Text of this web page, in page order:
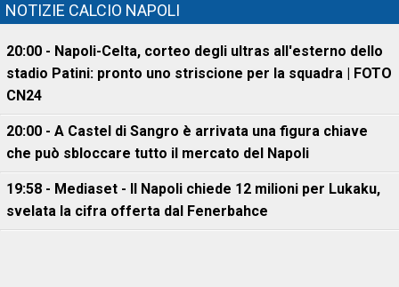
NOTIZIE CALCIO NAPOLI
20:00 - Napoli-Celta, corteo degli ultras all'esterno dello
stadio Patini: pronto uno striscione per la squadra | FOTO
CN24
20:00 - A Castel di Sangro è arrivata una figura chiave
che può sbloccare tutto il mercato del Napoli
19:58 - Mediaset - Il Napoli chiede 12 milioni per Lukaku,
svelata la cifra offerta dal Fenerbahce